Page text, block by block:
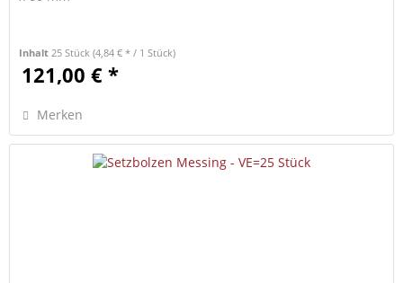
Inhalt 25 Stück(4,84 € * / 1 Stück)
121,00 € *
Merken